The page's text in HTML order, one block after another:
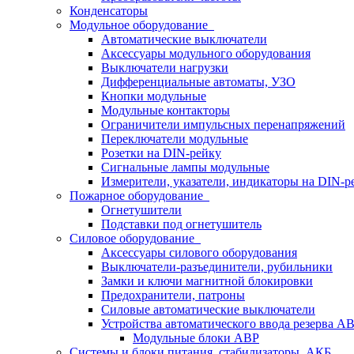
Конденсаторы
Модульное оборудование
Автоматические выключатели
Аксессуары модульного оборудования
Выключатели нагрузки
Дифференциальные автоматы, УЗО
Кнопки модульные
Модульные контакторы
Ограничители импульсных перенапряжений
Переключатели модульные
Розетки на DIN-рейку
Сигнальные лампы модульные
Измерители, указатели, индикаторы на DIN-
Пожарное оборудование
Огнетушители
Подставки под огнетушитель
Силовое оборудование
Аксессуары силового оборудования
Выключатели-разъединители, рубильники
Замки и ключи магнитной блокировки
Предохранители, патроны
Силовые автоматические выключатели
Устройства автоматического ввода резерва
Модульные блоки АВР